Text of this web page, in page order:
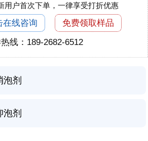
用户首次下单，一律享受打折优惠
在线咨询
免费领取样品
线：189-2682-6512
泡剂
泡剂